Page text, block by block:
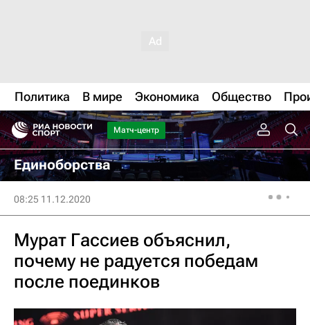
Политика В мире Экономика Общество
Матч-центр
Единоборства
08:25 11.12.2020
Мурат Гассиев объяснил,
почему не радуется победам
после поединков